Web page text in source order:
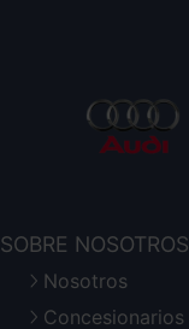
SOBRE NOSOTROS
Nosotros
Concesionarios